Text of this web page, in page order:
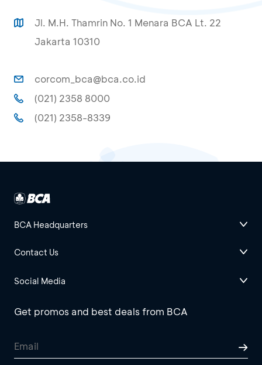
Jl. M.H. Thamrin No. 1 Menara BCA Lt. 22
Jakarta 10310
corcom_bca@bca.co.id
(021) 2358 8000
(021) 2358-8339
BCA Headquarters
Contact Us
Social Media
Get promos and best deals from BCA